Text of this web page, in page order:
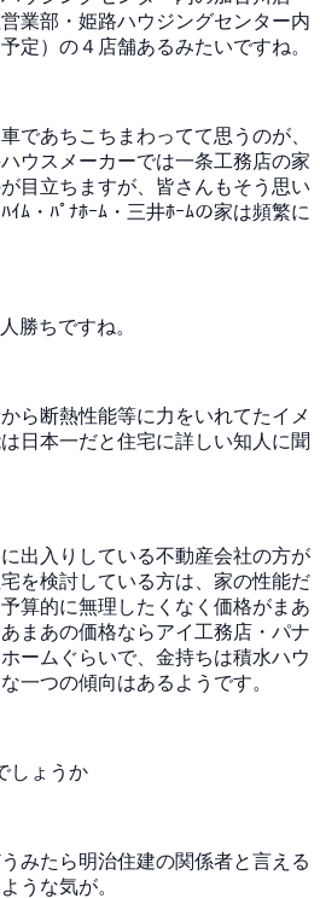
業部・姫路ハウジングセンター内
定）の４店舗あるみたいですね。
であちこちまわってて思うのが、
ウスメーカーでは一条工務店の家
目立ちますが、皆さんもそう思い
ｲﾑ・ﾊﾟﾅﾎｰﾑ・三井ﾎｰﾑの家は頻繁に
勝ちですね。
ら断熱性能等に力をいれてたイメ
日本一だと住宅に詳しい知人に聞
出入りしている不動産会社の方が
を検討している方は、家の性能だ
算的に無理したくなく価格がまあ
まあの価格ならアイ工務店・パナ
ームぐらいで、金持ちは積水ハウ
一つの傾向はあるようです。
しょうか
みたら明治住建の関係者と言える
うな気が。